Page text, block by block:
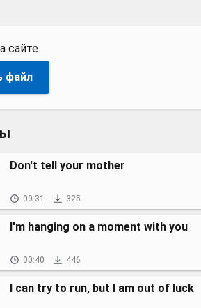
сайте
файл
Don't tell your mother
00:31 325
I'm hanging on a moment with you
00:40 446
I can try to run, but I am out of luck